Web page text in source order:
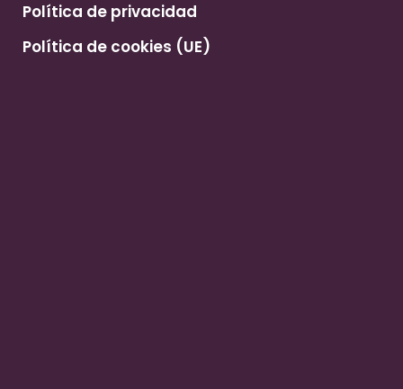
Política de privacidad
Política de cookies (UE)